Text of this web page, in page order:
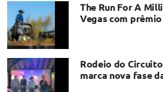
The Run For A
Vegas com
Rodeio do
marca nova fase